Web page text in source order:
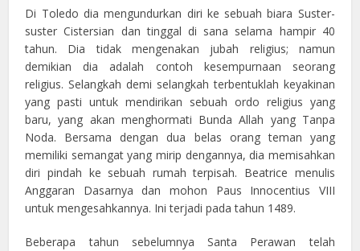
Di Toledo dia mengundurkan diri ke sebuah biara Suster-
suster Cistersian dan tinggal di sana selama hampir 40
tahun. Dia tidak mengenakan jubah religius; namun
demikian dia adalah contoh kesempurnaan seorang
religius. Selangkah demi selangkah terbentuklah keyakinan
yang pasti untuk mendirikan sebuah ordo religius yang
baru, yang akan menghormati Bunda Allah yang Tanpa
Noda. Bersama dengan dua belas orang teman yang
memiliki semangat yang mirip dengannya, dia memisahkan
diri pindah ke sebuah rumah terpisah. Beatrice menulis
Anggaran Dasarnya dan mohon Paus Innocentius VIII
untuk mengesahkannya. Ini terjadi pada tahun 1489.
Beberapa tahun sebelumnya Santa Perawan telah